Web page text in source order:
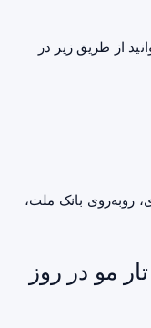
از طریق زیر در
روبه‌روی بانک ملت،
مو در روز